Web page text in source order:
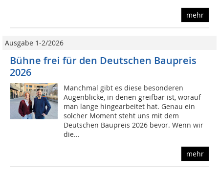
mehr
Ausgabe 1-2/2026
Bühne frei für den Deutschen Baupreis
2026
Manchmal gibt es diese besonderen
Augenblicke, in denen greifbar ist, worauf
man lange hingearbeitet hat. Genau ein
solcher Moment steht uns mit dem
Deutschen Baupreis 2026 bevor. Wenn wir
die...
mehr